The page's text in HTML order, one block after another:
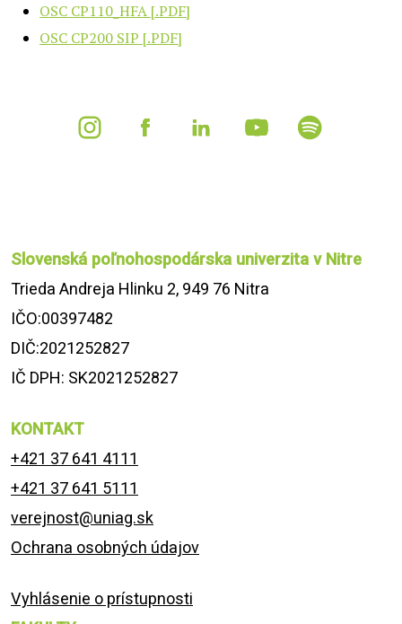
OSC CP110_HFA [.PDF]
OSC CP200 SIP [.PDF]
Slovenská poľnohospodárska univerzita v Nitre
Trieda Andreja Hlinku 2, 949 76 Nitra
IČO:00397482
DIČ:2021252827
IČ DPH: SK2021252827
KONTAKT
+421 37 641 4111
+421 37 641 5111
verejnost@uniag.sk
Ochrana osobných údajov
Vyhlásenie o prístupnosti